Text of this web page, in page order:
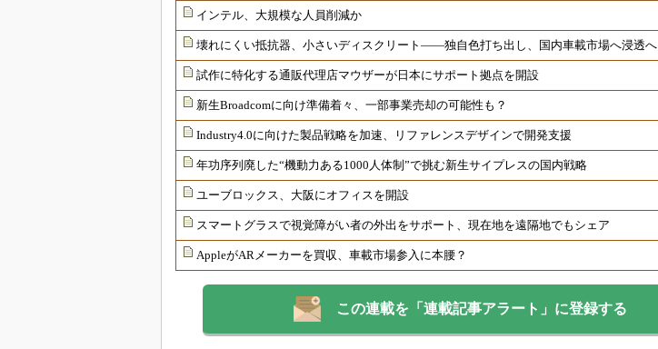
インテル、大規模な人員削減か
壊れにくい抵抗器、小さいディスクリート――独自色打ち出し、国内車載市場へ浸透へ
試作に特化する通販代理店マウザーが日本にサポート拠点を開設
新生Broadcomに向け準備着々、一部事業売却の可能性も？
Industry4.0に向けた製品戦略を加速、リファレンスデザインで開発支援
年功序列廃した“機動力ある1000人体制”で挑む新生サイプレスの国内戦略
ユーブロックス、大阪にオフィスを開設
スマートグラスで視覚障がい者の外出をサポート、現在地を遠隔地でもシェア
AppleがARメーカーを買収、車載市場参入に本腰？
この連載を「連載記事アラート」に登録する